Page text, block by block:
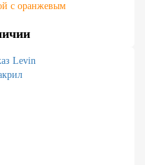
с оранжевым